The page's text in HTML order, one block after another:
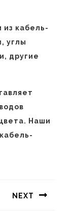
из кабель-
углы
другие
Наши
NEXT